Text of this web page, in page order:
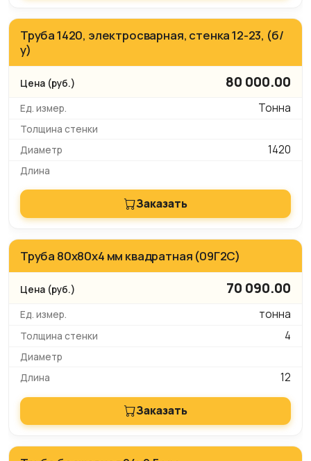
Труба 1420, электросварная, стенка 12-23, (б/
у)
80 000.00
Тонна
1420
Заказать
Труба 80х80x4 мм квадратная (09Г2С)
70 090.00
тонна
4
12
Заказать